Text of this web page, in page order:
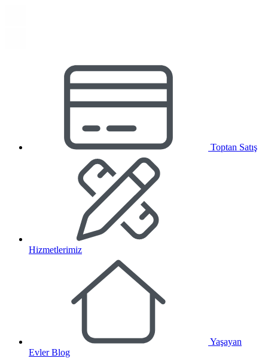
Toptan Satış
Hizmetlerimiz
Yaşayan
Evler Blog